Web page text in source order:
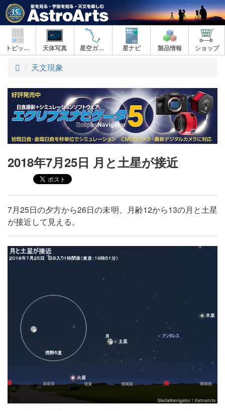
トピックス 天体写真 星空ガイド 星ナビ 製品情報 ショップ
ト
プ
天文現象
2018年7月25日 月と土星が接近
7月25日の夕方から26日の未明、月齢12から13の月と土星
が接近して見える。